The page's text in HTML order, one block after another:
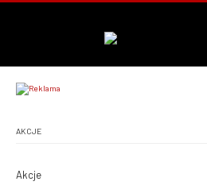
AKCJE
Akcje